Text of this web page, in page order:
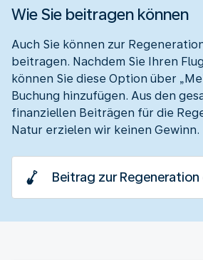
Wie Sie beitragen können
Auch Sie können zur
beitragen. Nachdem Sie Ihren
können Sie diese Option über
Buchung hinzufügen. Aus den
finanziellen Beiträgen für die
Natur erzielen wir keinen Gewinn.
Beitrag zur Regeneration